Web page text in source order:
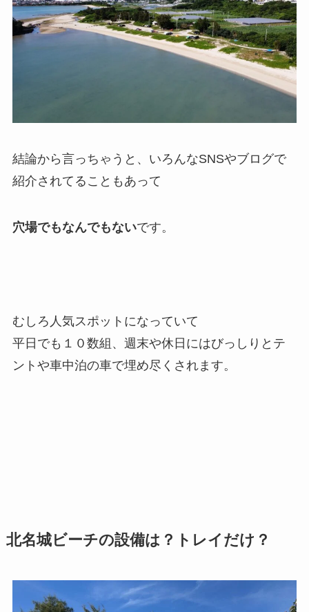
結論から言っちゃうと、いろんなSNSやブログで
紹介されてることもあって
穴場でもなんでもないです。
むしろ人気スポットになっていて
平日でも１０数組、週末や休日にはびっしりとテ
ントや車中泊の車で埋め尽くされます。
北名城ビーチの設備は？トレイだけ？